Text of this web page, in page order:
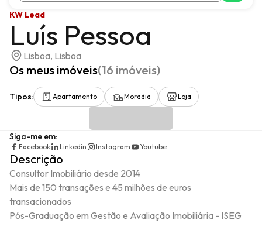
KW Lead
Luís Pessoa
Lisboa, Lisboa
Os meus imóveis(16 imóveis)
Tipos: Apartamento Moradia Loja
Siga-me em:
Facebook Linkedin Instagram Youtube
Descrição
Consultor Imobiliário desde 2014
Mais de 150 transações e 45 milhões de euros
transacionados
Pós-Graduação em Gestão e Avaliação Imobiliária - ISEG